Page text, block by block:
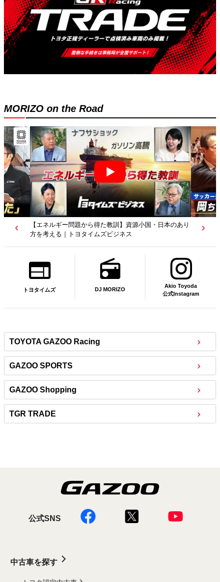
MORIZO on the Road
【エネルギー問題から得た教訓】資源小国・日本のあり
方を考える｜トヨタイムズビジネス
トヨタイムズ DJ MORIZO
Akio Toyoda
公式Instagram
TOYOTA GAZOO Racing
GAZOO SPORTS
GAZOO Shopping
TGR TRADE
公式SNS
中古車を探す